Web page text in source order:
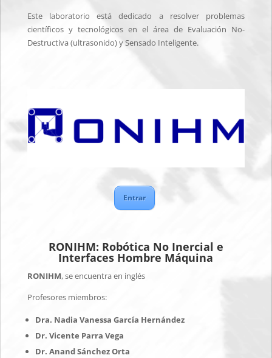
Este laboratorio está dedicado a resolver problemas
científicos y tecnológicos en el área de Evaluación No-
Destructiva (ultrasonido) y Sensado Inteligente.
Entrar
RONIHM: Robótica No Inercial e
Interfaces Hombre Máquina
RONIHM, se encuentra en inglés
Profesores miembros:
Dra. Nadia Vanessa García Hernández
Dr. Vicente Parra Vega
Dr. Anand Sánchez Orta